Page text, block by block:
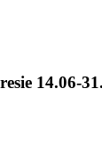
14.06-